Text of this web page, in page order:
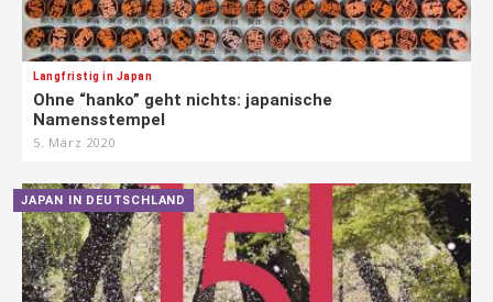
Langfristig in Japan
Ohne “hanko” geht nichts: japanische
Namensstempel
5. März 2020
JAPAN IN DEUTSCHLAND